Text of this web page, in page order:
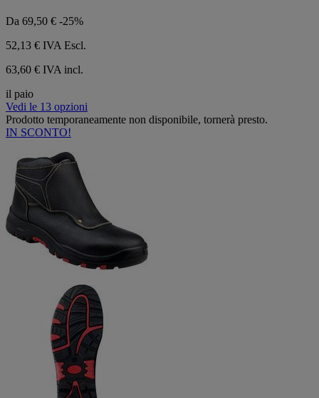
Da 69,50 € -25%
52,13 € IVA Escl.
63,60 € IVA incl.
il paio
Vedi le 13 opzioni
Prodotto temporaneamente non disponibile, tornerà presto.
IN SCONTO!